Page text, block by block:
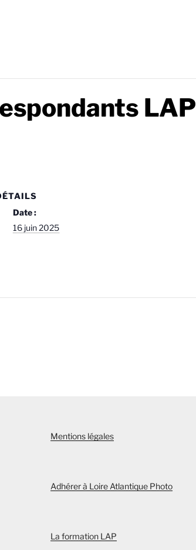
LAP
Date :
16 juin 2025
Mentions légales
Adhérer à Loire Atlantique Photo
La formation LAP